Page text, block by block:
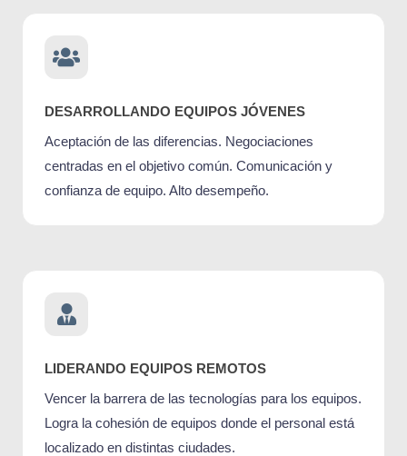
DESARROLLANDO EQUIPOS JÓVENES
Aceptación de las diferencias. Negociaciones
centradas en el objetivo común. Comunicación y
confianza de equipo. Alto desempeño.
LIDERANDO EQUIPOS REMOTOS
Vencer la barrera de las tecnologías para los equipos.
Logra la cohesión de equipos donde el personal está
localizado en distintas ciudades.